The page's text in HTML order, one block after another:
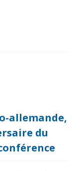
allemande,
du